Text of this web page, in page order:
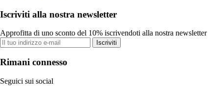
Iscriviti alla nostra newsletter
Approfitta di uno sconto del 10% iscrivendoti alla nostra newsletter
Iscriviti
Rimani connesso
Seguici sui social